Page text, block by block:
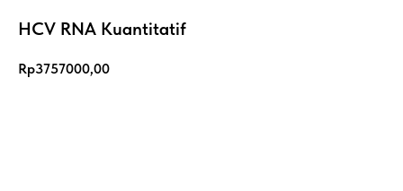
HCV RNA Kuantitatif
Rp3757000,00